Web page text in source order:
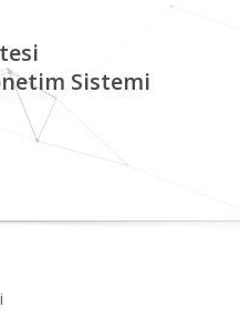
Sistemi